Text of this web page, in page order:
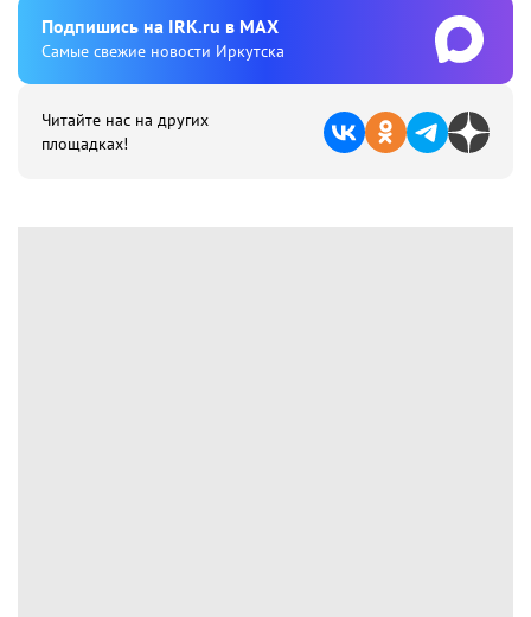
Подпишиcь на IRK.ru в MAX
Cамые свежие новости Иркутска
Читайте нас на других
площадках!